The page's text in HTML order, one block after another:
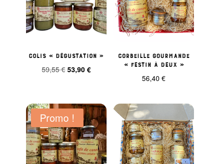
Colis « dégustation »
59,55€ Le
était :
59,55 €.
53,90 €Le
est :
53,90 €.
Corbeille Gourmande
« Festin à Deux »
56,40€
Promo !